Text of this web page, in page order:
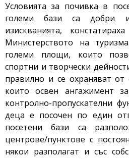
Условията за почивка в
големи бази са добри
изискванията,
Министерството на
големи площи, които
спортни и творчески
правилно и се охраняват от
които освен ангажимент
контролно-пропускателни
деца е посочен по един
посетени бази са
центрове/пунктове с
някои разполагат и със